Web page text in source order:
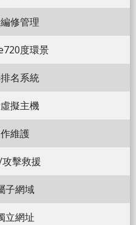
修管理
度環景
名系統
擬主機
維護
擊救援
子網域
立網址